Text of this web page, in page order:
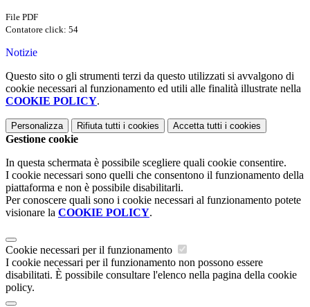
File PDF
Contatore click: 54
Notizie
Questo sito o gli strumenti terzi da questo utilizzati si avvalgono di
cookie necessari al funzionamento ed utili alle finalità illustrate nella
COOKIE POLICY.
Personalizza Rifiuta tutti i cookies Accetta tutti i cookies
Gestione cookie
In questa schermata è possibile scegliere quali cookie consentire.
I cookie necessari sono quelli che consentono il funzionamento della
piattaforma e non è possibile disabilitarli.
Per conoscere quali sono i cookie necessari al funzionamento potete
visionare la COOKIE POLICY.
Cookie necessari per il funzionamento
I cookie necessari per il funzionamento non possono essere
disabilitati. È possibile consultare l'elenco nella pagina della cookie
policy.